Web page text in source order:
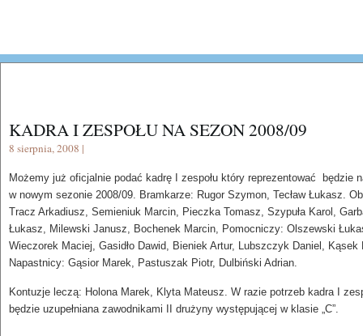
KADRA I ZESPOŁU NA SEZON 2008/09
8 sierpnia, 2008 |
Możemy już oficjalnie podać kadrę I zespołu który reprezentować będzie
w nowym sezonie 2008/09. Bramkarze: Rugor Szymon, Tecław Łukasz.
Tracz Arkadiusz, Semieniuk Marcin, Pieczka Tomasz, Szypuła Karol,
Łukasz, Milewski Janusz, Bochenek Marcin, Pomocniczy: Olszewski
Wieczorek Maciej, Gasidło Dawid, Bieniek Artur, Lubszczyk Daniel, Kąsek
Napastnicy: Gąsior Marek, Pastuszak Piotr, Dulbiński Adrian.
Kontuzje leczą: Holona Marek, Klyta Mateusz. W razie potrzeb kadra I
będzie uzupełniana zawodnikami II drużyny występującej w klasie „C”.